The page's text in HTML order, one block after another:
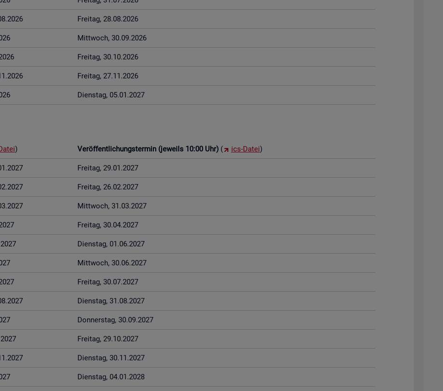
Frei­tag, 28.08.2026
Mitt­woch, 30.09.2026
Frei­tag, 30.10.2026
Frei­tag, 27.11.2026
Diens­tag, 05.01.2027
) Ver­öf­fent­li­chungs­ter­min (je­weils 10:00 Uhr)( ics-Datei)
Frei­tag, 29.01.2027
Frei­tag, 26.02.2027
Mitt­woch, 31.03.2027
Frei­tag, 30.04.2027
Diens­tag, 01.06.2027
Mitt­woch, 30.06.2027
Frei­tag, 30.07.2027
Diens­tag, 31.08.2027
Don­ners­tag, 30.09.2027
Frei­tag, 29.10.2027
Diens­tag, 30.11.2027
Diens­tag, 04.01.2028